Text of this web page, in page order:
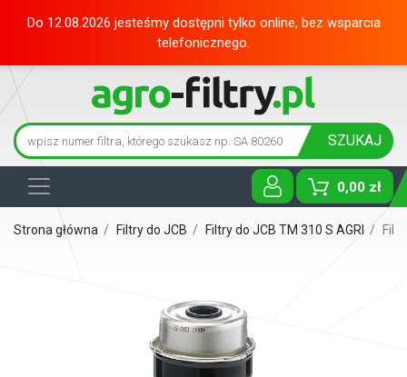
Do 12.08.2026 jesteśmy dostępni tylko online, bez wsparcia
telefonicznego.
SZUKAJ
0,00 zł
Toggle
Strona główna / Filtry do JCB / Filtry do JCB TM 310 S AGRI /